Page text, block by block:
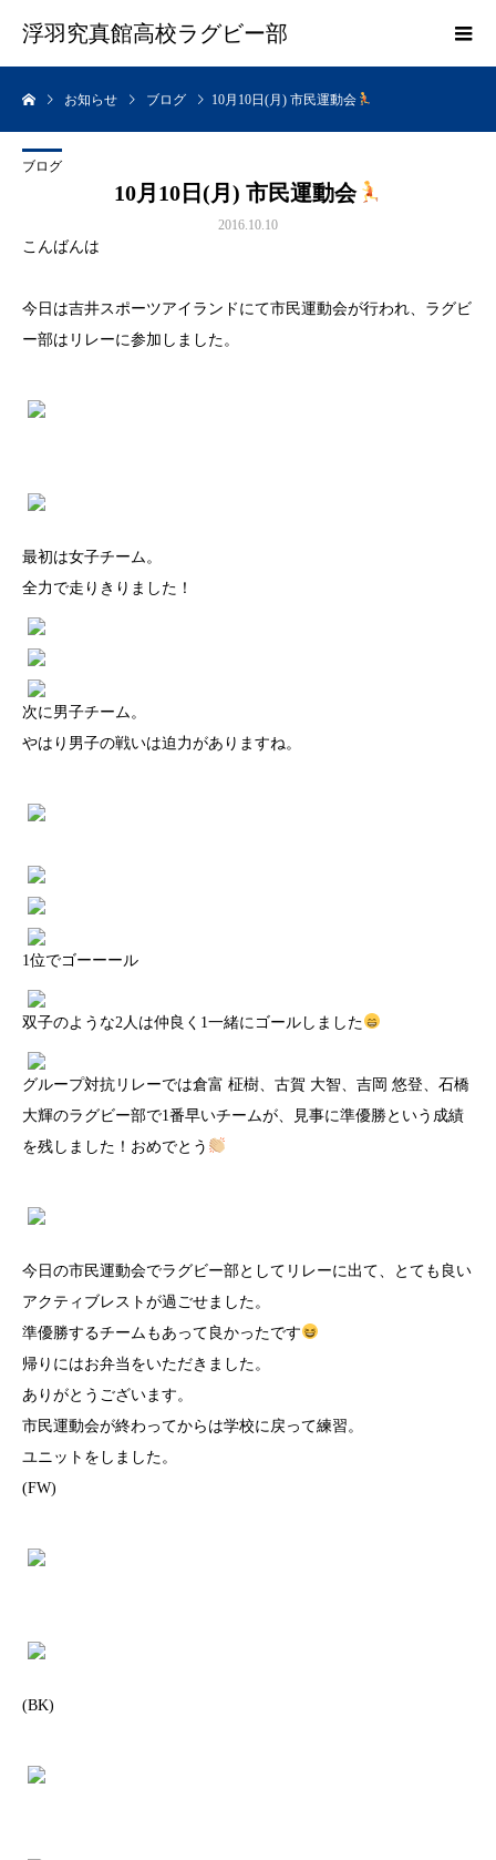
浮羽究真館高校ラグビー部
お知らせ ブログ 10月10日(月) 市民運動会
ブログ
10月10日(月) 市民運動会
2016.10.10
こんばんは
今日は吉井スポーツアイランドにて市民運動会が行われ、ラグビ
ー部はリレーに参加しました。
最初は女子チーム。
全力で走りきりました！
次に男子チーム。
やはり男子の戦いは迫力がありますね。
1位でゴーーール
双子のような2人は仲良く1一緒にゴールしました
グループ対抗リレーでは倉富 柾樹、古賀 大智、吉岡 悠登、石橋
大輝のラグビー部で1番早いチームが、見事に準優勝という成績
を残しました！おめでとう
今日の市民運動会でラグビー部としてリレーに出て、とても良い
アクティブレストが過ごせました。
準優勝するチームもあって良かったです
帰りにはお弁当をいただきました。
ありがとうございます。
市民運動会が終わってからは学校に戻って練習。
ユニットをしました。
(FW)
(BK)